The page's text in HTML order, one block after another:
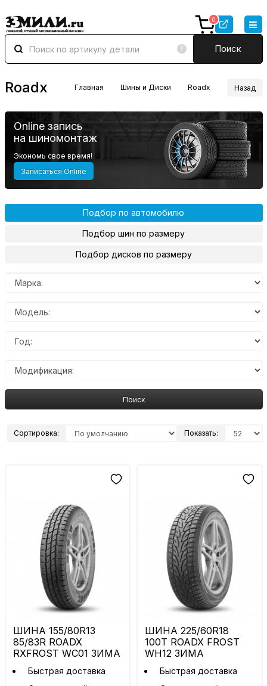
Поиск
0
Roadx Главная Шины и Диски Roadx Назад
Online запись
на шиномонтаж
Экономь свое время!
Записаться Online
Подбор по автомобилю
Подбор шин по размеру
Подбор дисков по размеру
Поиск
Сортировка: Показать:
ШИНА 155/80R13
85/83R ROADX
RXFROST WC01 ЗИМА
Быстрая доставка
ШИНА 225/60R18
100T ROADX FROST
WH12 ЗИМА
Быстрая доставка